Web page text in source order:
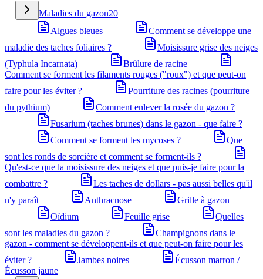
Maladies du gazon20
Algues bleues
Comment se développe une
maladie des taches foliaires ?
Moisissure grise des neiges
(Typhula Incarnata)
Brûlure de racine
Comment se forment les filaments rouges ("roux") et que peut-on
faire pour les éviter ?
Pourriture des racines (pourriture
du pythium)
Comment enlever la rosée du gazon ?
Fusarium (taches brunes) dans le gazon - que faire ?
Comment se forment les mycoses ?
Que
sont les ronds de sorcière et comment se forment-ils ?
Qu'est-ce que la moisissure des neiges et que puis-je faire pour la
combattre ?
Les taches de dollars - pas aussi belles qu'il
n'y paraît
Anthracnose
Grille à gazon
Oïdium
Feuille grise
Quelles
sont les maladies du gazon ?
Champignons dans le
gazon - comment se développent-ils et que peut-on faire pour les
éviter ?
Jambes noires
Écusson marron /
Écusson jaune